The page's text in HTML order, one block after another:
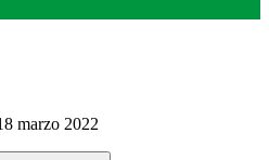
marzo 2022